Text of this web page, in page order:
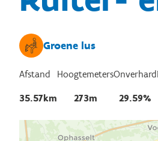
Groene lus
Afstand
35.57km
Hoogtemeters
273m
Onverhard
29.59%